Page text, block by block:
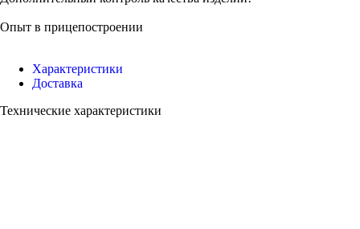
Опыт в прицепостроении
Характеристики
Доставка
Технические характеристики